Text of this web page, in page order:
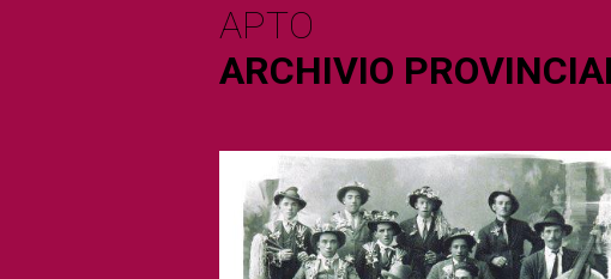
APTO
ARCHIVIO